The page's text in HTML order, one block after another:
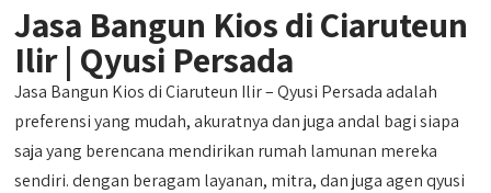
Jasa Bangun Kios di Ciaruteun
Ilir | Qyusi Persada
Jasa Bangun Kios di Ciaruteun Ilir – Qyusi Persada adalah
preferensi yang mudah, akuratnya dan juga andal bagi siapa
saja yang berencana mendirikan rumah lamunan mereka
sendiri. dengan beragam layanan, mitra, dan juga agen qyusi